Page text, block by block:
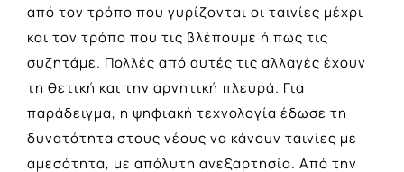
από τον τρόπο που γυρίζονται οι ταινίες μέχρι
και τον τρόπο που τις βλέπουμε ή πως τις
συζητάμε. Πολλές από αυτές τις αλλαγές έχουν
τη θετική και την αρνητική πλευρά. Για
παράδειγμα, η ψηφιακή τεχνολογία έδωσε τη
δυνατότητα στους νέους να κάνουν ταινίες με
αμεσότητα, με απόλυτη ανεξαρτησία. Από την